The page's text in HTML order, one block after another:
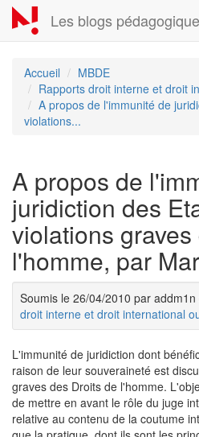
Aller
au
contenu
Les blogs
Accueil
MBDE
Rapports droit interne et droit
A propos de l'immunité de
violations...
A propos de
juridiction des
violations
l'homme, par
Soumis le 26/04/2010 par addm1n
droit interne et droit international
L'immunité de juridiction dont
raison de leur souveraineté est
graves des Droits de l'homme.
de mettre en avant le rôle du juge
relative au contenu de la coutume